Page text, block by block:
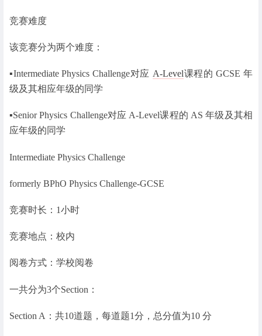
竞赛难度
该竞赛分为两个难度：
▪️Intermediate Physics Challenge对应 A-Level课程的 GCSE 年
级及其相应年级的同学
▪️Senior Physics Challenge对应 A-Level课程的 AS 年级及其相
应年级的同学
Intermediate Physics Challenge
formerly BPhO Physics Challenge-GCSE
竞赛时长：1小时
竞赛地点：校内
阅卷方式：学校阅卷
一共分为3个Section：
Section A：共10道题，每道题1分，总分值为10 分